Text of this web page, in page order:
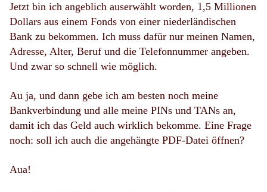
Jetzt bin ich angeblich auserwählt worden, 1,5 Millionen
Dollars aus einem Fonds von einer niederländischen
Bank zu bekommen. Ich muss dafür nur meinen Namen,
Adresse, Alter, Beruf und die Telefonnummer angeben.
Und zwar so schnell wie möglich.
Au ja, und dann gebe ich am besten noch meine
Bankverbindung und alle meine PINs und TANs an,
damit ich das Geld auch wirklich bekomme. Eine Frage
noch: soll ich auch die angehängte PDF-Datei öffnen?
Aua!